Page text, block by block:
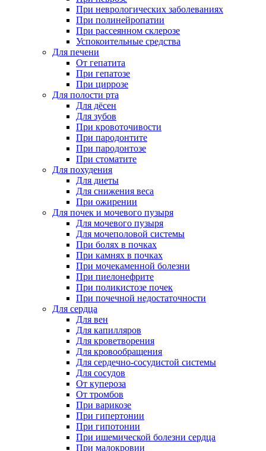
При неврологических заболеваниях
При полинейропатии
При рассеянном склерозе
Успокоительные средства
Для печени
От гепатита
При гепатозе
При циррозе
Для полости рта
Для дёсен
Для зубов
При кровоточивости
При пародонтите
При пародонтозе
При стоматите
Для похудения
Для диеты
Для снижения веса
При ожирении
Для почек и мочевого пузыря
Для мочевого пузыря
Для мочеполовой системы
При болях в почках
При камнях в почках
При мочекаменной болезни
При пиелонефрите
При поликистозе почек
При почечной недостаточности
Для сердца
Для вен
Для капилляров
Для кроветворения
Для кровообращения
Для сердечно-сосудистой системы
Для сосудов
От купероза
От тромбов
При варикозе
При гипертонии
При гипотонии
При ишемической болезни сердца
При малокровии